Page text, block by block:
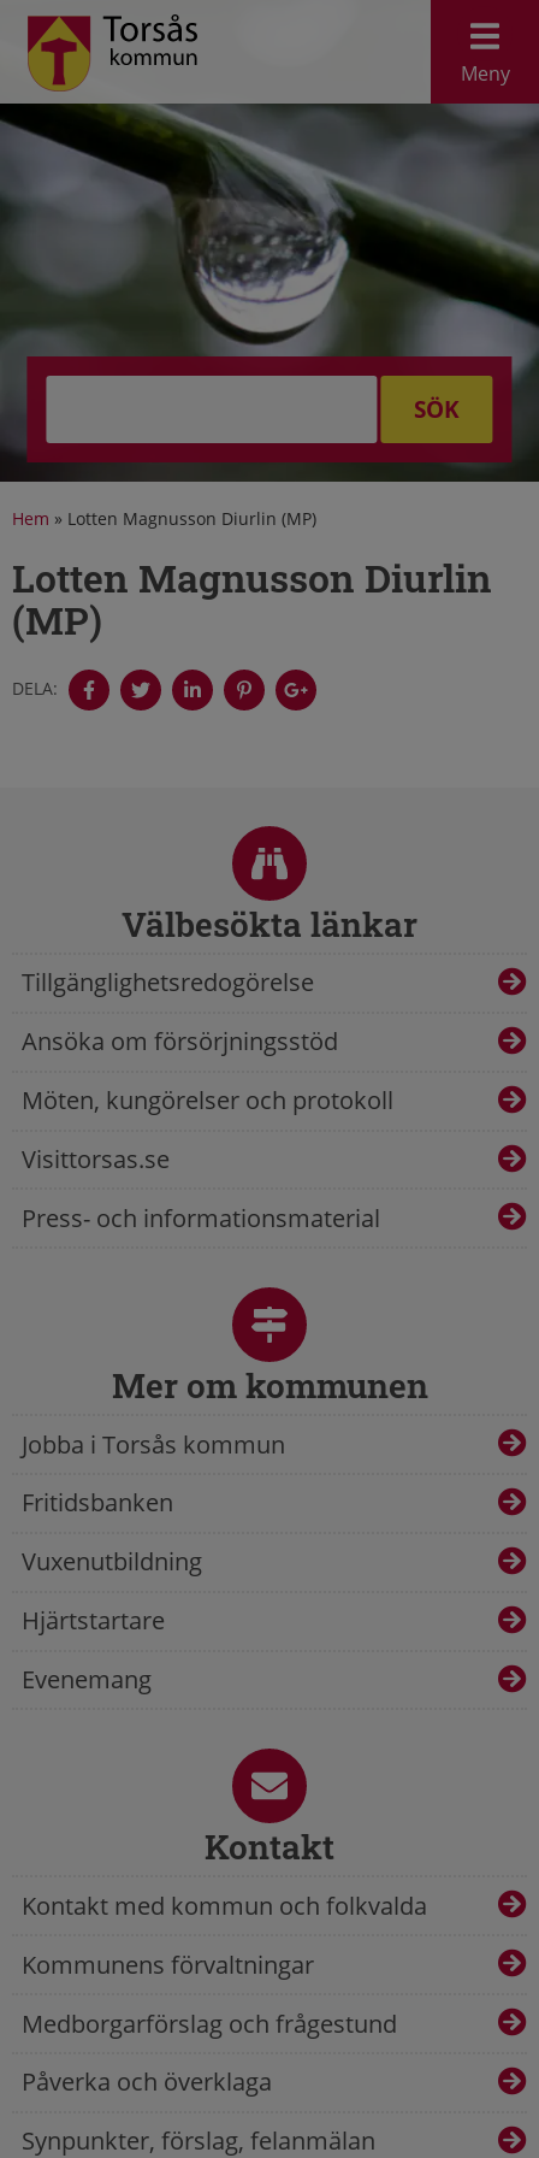
Meny
SÖK
Hem » Lotten Magnusson Diurlin (MP)
Lotten Magnusson Diurlin
(MP)
DELA:
Välbesökta länkar
Tillgänglighetsredogörelse
Ansöka om försörjningsstöd
Möten, kungörelser och protokoll
Visittorsas.se
Press- och informationsmaterial
Mer om kommunen
Jobba i Torsås kommun
Fritidsbanken
Vuxenutbildning
Hjärtstartare
Evenemang
Kontakt
Kontakt med kommun och folkvalda
Kommunens förvaltningar
Medborgarförslag och frågestund
Påverka och överklaga
Synpunkter, förslag, felanmälan